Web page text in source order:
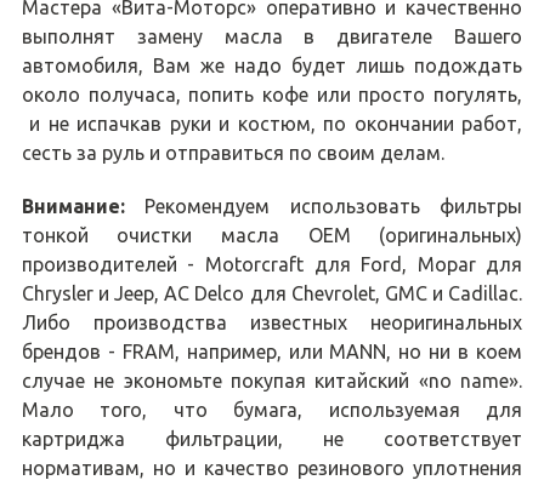
Мастера «Вита-Моторс» оперативно и качественно
выполнят замену масла в двигателе Вашего
автомобиля, Вам же надо будет лишь подождать
около получаса, попить кофе или просто погулять,
и не испачкав руки и костюм, по окончании работ,
сесть за руль и отправиться по своим делам.
Внимание:Рекомендуем использовать фильтры
тонкой очистки масла OEM (оригинальных)
производителей - Motorcraft для Ford, Mopar для
Chrysler и Jeep, AC Delco для Chevrolet, GMC и Cadillac.
Либо производства известных неоригинальных
брендов - FRAM, например, или MANN, но ни в коем
случае не экономьте покупая китайский «no name».
Мало того, что бумага, используемая для
картриджа фильтрации, не соответствует
нормативам, но и качество резинового уплотнения